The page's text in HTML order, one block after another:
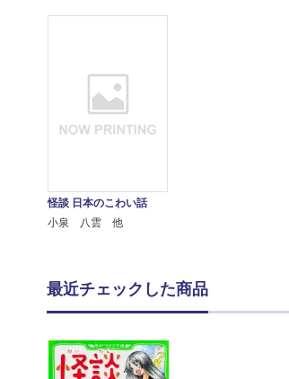
怪談 日本のこわい話
小泉 八雲 他
最近チェックした商品